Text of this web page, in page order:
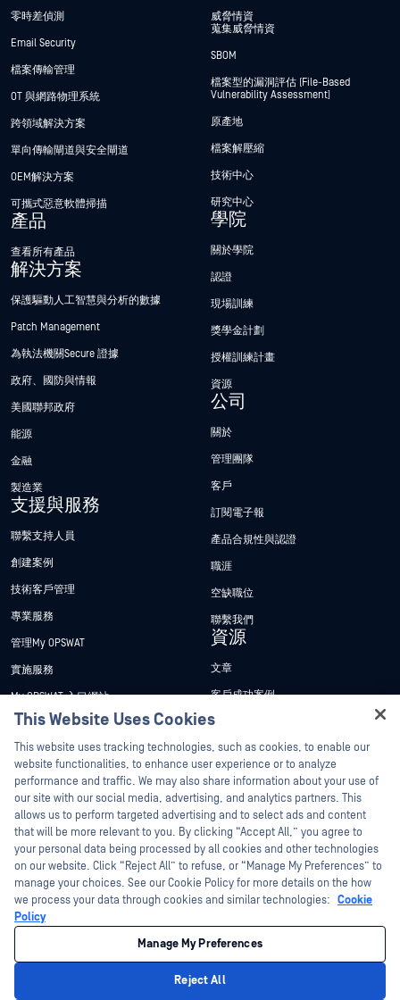
零時差偵測
Email Security
檔案傳輸管理
OT 與網路物理系統
跨領域解決方案
單向傳輸閘道與安全閘道
OEM解決方案
可攜式惡意軟體掃描
產品
查看所有產品
解決方案
保護驅動人工智慧與分析的數據
Patch Management
為執法機關Secure 證據
政府、國防與情報
美國聯邦政府
能源
金融
製造業
支援與服務
聯繫支持人員
創建案例
技術客戶管理
專業服務
管理My OPSWAT
實施服務
My OPSWAT 入口網站
技術檔案
訓練
漏洞通報計畫
合作夥伴
認證
技術合作夥伴
管道合作夥伴計劃
威脅情資
蒐集威脅情資
SBOM
檔案型的漏洞評估 (File-Based
Vulnerability Assessment)
原產地
檔案解壓縮
技術中心
研究中心
學院
關於學院
認證
現場訓練
獎學金計劃
授權訓練計畫
資源
公司
關於
管理團隊
客戶
訂閱電子報
產品合規性與認證
職涯
空缺職位
聯繫我們
資源
文章
客戶成功案例
新聞稿
新聞報導
網路研討會
產品型錄
白皮書
免費工具
©2026OPSWAT . 保留所有權利。OPSWAT、MetaDefender、Metascan、
MetaAccess、OPSWAT 、Trust no File. Trust No Device.、OPSWAT 、Protecting the
World's Critical Infrastructure、Deep CDR™ Technology、InQuest、InQuest標誌、
DFI、RetroHunt、Deep File Inspection 及 Join the Hunt 均為OPSWAT 之商標。第三
管理 Cookie 偏好
This Website Uses Cookies
This website uses tracking technologies, such as cookies, to enable our
website functionalities, to enhance user experience or to analyze
performance and traffic. We may also share information about your use of
our site with our social media, advertising, and analytics partners. This
allows us to perform targeted advertising and to select ads and content
that will be more relevant to you. By clicking “Accept All,” you agree to
your personal data being processed by all cookies and other technologies
on our website. Click “Reject All” to refuse, or “Manage My Preferences” to
manage your choices. See our Cookie Policy for more details on the how
we process your data through cookies and similar technologies: Cookie
Policy
Manage My Preferences
Reject All
Hey there!
I'm Ozzy, your OPSWAT virtual assistant.
How can I help you secure what's critical
today?